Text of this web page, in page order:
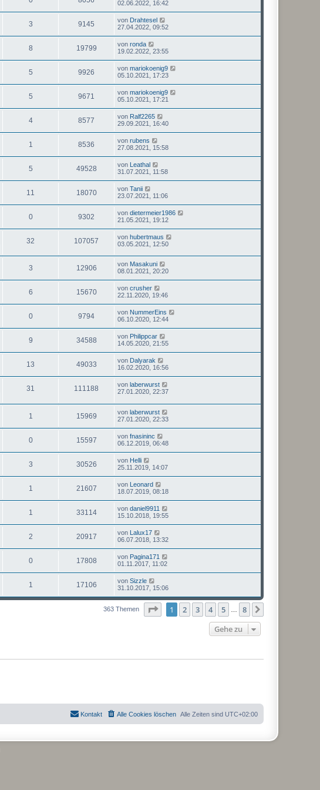
02.06.2022, 16:42
3 9145 von Drahtesel
27.04.2022, 09:52
8 19799 von ronda
19.02.2022, 23:55
5 9926 von mariokoenig9
05.10.2021, 17:23
5 9671 von mariokoenig9
05.10.2021, 17:21
4 8577 von Ralf2265
29.09.2021, 16:40
1 8536 von rubens
27.08.2021, 15:58
5 49528 von Leathal
31.07.2021, 11:58
11 18070 von Tanii
23.07.2021, 11:06
0 9302 von dietermeier1986
21.05.2021, 19:12
32 107057 von hubertmaus
03.05.2021, 12:50
3 12906 von Masakuni
08.01.2021, 20:20
6 15670 von crusher
22.11.2020, 19:46
0 9794 von NummerEins
06.10.2020, 12:44
9 34588 von Philippcar
14.05.2020, 21:55
13 49033 von Dalyarak
16.02.2020, 16:56
31 111188 von laberwurst
27.01.2020, 22:37
1 15969 von laberwurst
27.01.2020, 22:33
0 15597 von fnasininc
06.12.2019, 06:48
3 30526 von Helli
25.11.2019, 14:07
1 21607 von Leonard
18.07.2019, 08:18
1 33114 von daniel9911
15.10.2018, 19:55
2 20917 von Lalux17
06.07.2018, 13:32
0 17808 von Pagina171
01.11.2017, 11:02
1 17106 von Sizzle
31.10.2017, 15:06
363 Themen Seite von8
1 2 3 4 5 8
Gehe zu
Alle Zeiten sind UTC+02:00
Alle Cookies löschen
Kontakt